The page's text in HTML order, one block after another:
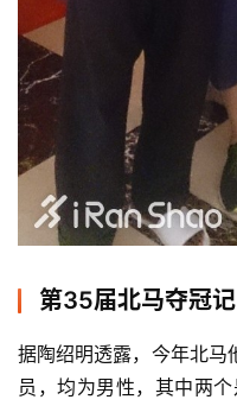
第35届北马夺冠记
据陶绍明透露，今年北马
员，均为男性，其中两